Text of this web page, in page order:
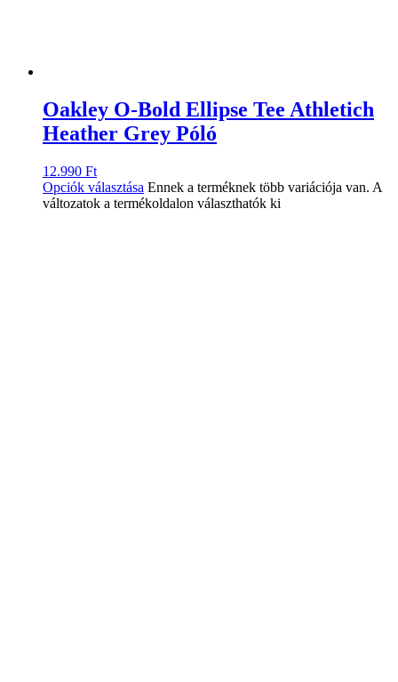
Oakley O-Bold Ellipse Tee Athletich
Heather Grey Póló
12.990 Ft
Opciók választása Ennek a terméknek több variációja van. A
változatok a termékoldalon választhatók ki